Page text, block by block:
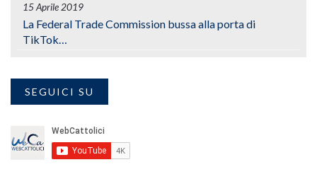
15 Aprile 2019
La Federal Trade Commission bussa alla porta di
TikTok…
SEGUICI SU